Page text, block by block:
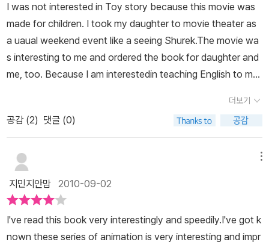
표현은 나중에 체크하며 집중도와 이해도를 높이는데 주력하라고..이
른바, 프리뷰->리딩->리뷰의 세 단계를 추천하고 있는데요. 아마도
흥미를 잃지 않고 끝까지 읽어내려가라고 배려한 측면인 듯 하구요.
갠적으로는 워크북을 보지 않고 한차례 다 읽어내린 뒤모르는 단어만
는 것도 괜찮을 듯 해요. 뭐 읽고 활용하는 방식이야 어떻든 즐겁게 읽
어내릴 수만 있다면야 상관은 없을 듯 하죠.쾌활 발랄한 장난감 친구
들의 활약과 그네들의 뜨건 우정이 다시금 그리운 분들그리고 슬랭을
비롯한 비추할 만한 단어가 싹~~빠진 착한 영어로 공부하시겠다는
분들에게 요 책 괜찮지 않을까 싶어집니다!기억에 남는 글귀+'But re
ally, they would always be there for him, no matter where t
hey were.They would be in his heart, and in his memories...'
ok. Words are easy and length of sentence is appropriate.
2)If you want great writing in English, use the workbook.Th
e workbook is so useful.You can check your reading speed
through the number of words. And you can check the wor
ds that is unfamiliar so you can build your vocabulary. Also
there are some questions that related to the text so you c
an remind the text and certainly understand.3)If you want
words that wrong or not clear pronunciation. This book hel
ps to get along with English.Have fun and easy with Englis
h~----------------------------------------------------------
----------------------------------------앤디의 친구들과 함께
신나게 영어를 즐길 수 있습니다~애니매이션 토이스토리를 보면서
I was not interested in Toy story because this movie was
made for children. I took my daughter to movie theater as
a uaual weekend event like a seeing Shurek.The movie wa
s interesting to me and ordered the book for daughter and
me, too. Because I am interestedin teaching English to my
er.좋아좋아First of all I was falling into the Toy stroy, I would
be a good English teacher to daughter when I am using thi
s book. I ordered Toy story book, the one more good thing
was mp3 audio cd includeded.I think withtout Audio CD the
book is not to be a good learning English book. When the
Toy stroy was deliveried, I thought this book font size is bi
g enough to readand does not have many pages.좋아I thin
k big font size and not too heavy book size is important p
더보기
공감 (2) 댓글 (0)
지민지안맘 2010-09-02
I've read this book very interestingly and speedily.I've got k
nown these series of animation is very interesting and impr